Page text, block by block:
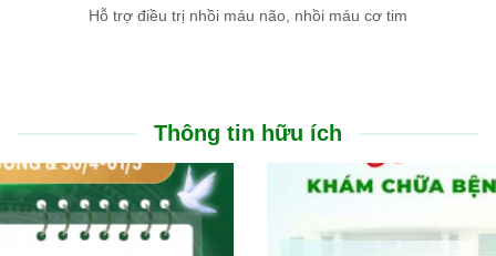
Hỗ trợ điều trị nhồi máu não, nhồi máu cơ tim
Thông tin hữu ích